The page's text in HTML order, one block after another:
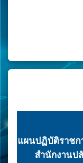
End of interactive
แผนปฏิบัติราชก
สำนักงานป